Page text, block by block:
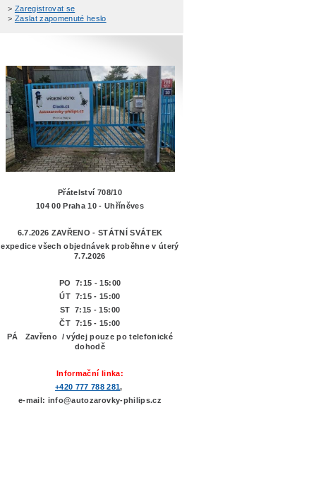
> Zaregistrovat se
> Zaslat zapomenuté heslo
Přátelství 708/10
104 00 Praha 10 - Uhříněves
6.7.2026 ZAVŘENO - STÁTNÍ SVÁTEK
expedice všech objednávek proběhne v úterý
7.7.2026
PO 7:15 - 15:00
ÚT 7:15 - 15:00
ST 7:15 - 15:00
ČT 7:15 - 15:00
PÁ Zavřeno / výdej pouze po telefonické
dohodě
Informační linka:
+420 777 788 281,
e-mail: info@autozarovky-philips.cz